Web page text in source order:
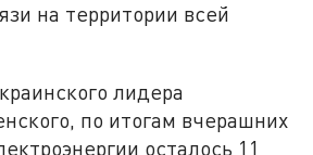
на территории всей
лидера
по итогам вчерашних
осталось 11